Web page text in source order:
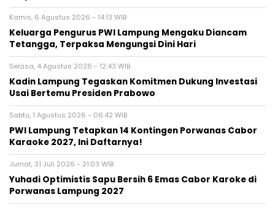
Kamis, 6 Agustus 2026 - 14:13 WIB
Keluarga Pengurus PWI Lampung Mengaku Diancam
Tetangga, Terpaksa Mengungsi Dini Hari
Selasa, 4 Agustus 2026 - 12:43 WIB
Kadin Lampung Tegaskan Komitmen Dukung Investasi
Usai Bertemu Presiden Prabowo
Sabtu, 1 Agustus 2026 - 06:42 WIB
PWI Lampung Tetapkan 14 Kontingen Porwanas Cabor
Karaoke 2027, Ini Daftarnya!
Jumat, 31 Juli 2026 - 21:03 WIB
Yuhadi Optimistis Sapu Bersih 6 Emas Cabor Karoke di
Porwanas Lampung 2027